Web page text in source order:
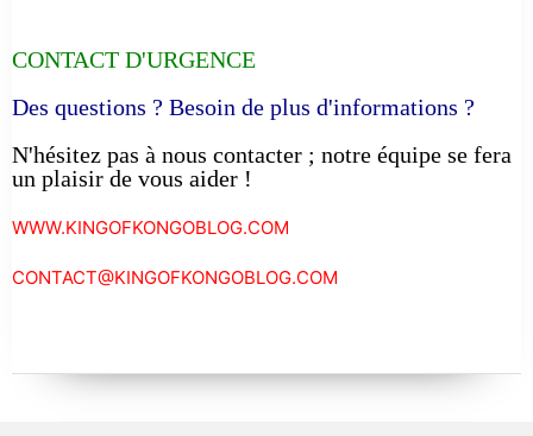
CONTACT D'URGENCE
Des questions ? Besoin de plus d'informations ?
N'hésitez pas à nous contacter ; notre équipe se fera
un plaisir de vous aider !
WWW.KINGOFKONGOBLOG.COM
CONTACT@KINGOFKONGOBLOG.COM